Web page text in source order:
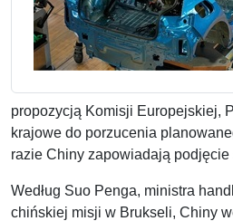
propozycją Komisji Europejskiej,
krajowe do porzucenia
razie Chiny zapowiadają
Według Suo Penga, ministra
chińskiej misji w Brukseli, Chiny